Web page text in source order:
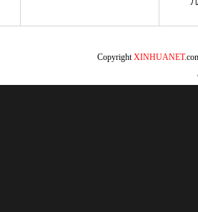
CopyrightXINHUANET